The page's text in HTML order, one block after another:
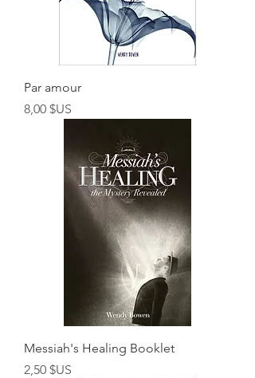
Par amour
Prix
8,00 $US
Messiah's Healing Booklet
Prix
2,50 $US